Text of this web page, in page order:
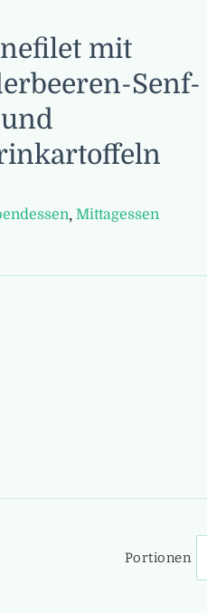
mit
Senf-
, Mittagessen
Portionen